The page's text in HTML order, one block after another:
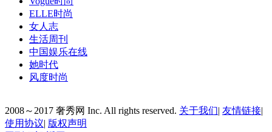
ELLE时尚
女人志
生活周刊
中国娱乐在线
她时代
风度时尚
2008～2017 奢秀网 Inc. All rights reserved. 关于我们| 友情链接|
使用协议| 版权声明